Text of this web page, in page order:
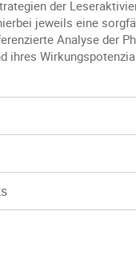
der
jeweils eine
Analyse der
ihres